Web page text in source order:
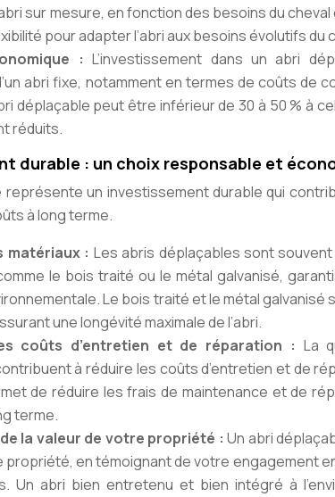
sur mesure, en fonction des besoins du
pour adapter l’abri aux besoins évolutifs du
:L’investissement dans un abri
abri fixe, notamment en termes de coûts de
déplaçable peut être inférieur de 30 à 50 % à
réduits.
durable : un choix responsable et
représente un investissement durable qui
à long terme.
matériaux : Les abris déplaçables sont
le bois traité ou le métal galvanisé,
Le bois traité et le métal
une longévité maximale de l’abri.
coûts d’entretien et de réparation : La
à réduire les coûts d’entretien et de
de réduire les frais de maintenance et de
terme.
la valeur de votre propriété :Un abri
propriété, en témoignant de votre engagement
Un abri bien entretenu et bien intégré à